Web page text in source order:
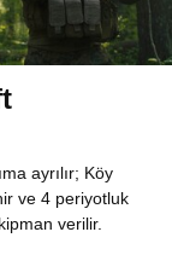
ayrılır; Köy
ve 4 periyotluk
verilir.